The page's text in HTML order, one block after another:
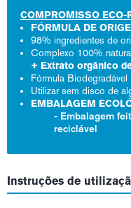
COMPROMISSO ECO-
FÓRMULA DE
98% ingredientes de
Complexo 100%
+ Extrato orgânico
Fórmula Biodegradável
Utilizar sem disco de
EMBALAGEM
- Embalagem
reciclável
Instruções de